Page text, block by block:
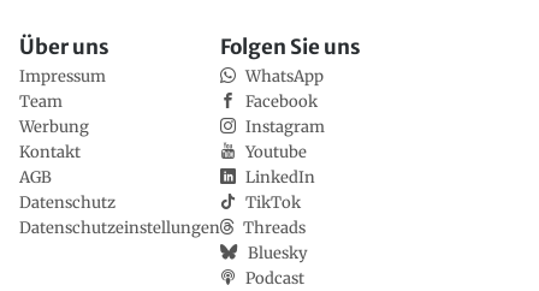
Über uns
Impressum
Team
Werbung
Kontakt
AGB
Datenschutz
Datenschutzeinstellungen
Folgen Sie uns
WhatsApp
Facebook
Instagram
Youtube
LinkedIn
TikTok
Threads
Bluesky
Podcast